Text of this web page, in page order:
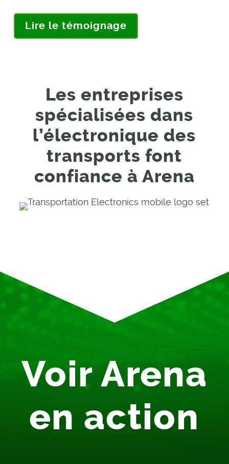
Lire le témoignage
Les entreprises
spécialisées dans
l’électronique des
transports font
confiance à Arena
Voir Arena
en action